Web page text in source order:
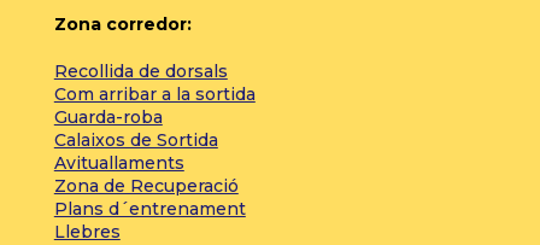
Zona corredor:
Recollida de dorsals
Com arribar a la sortida
Guarda-roba
Calaixos de Sortida
Avituallaments
Zona de Recuperació
Plans d´entrenament
Llebres